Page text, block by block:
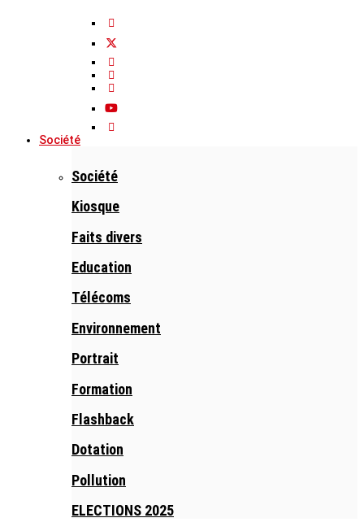
Société
Société
Kiosque
Faits divers
Education
Télécoms
Environnement
Portrait
Formation
Flashback
Dotation
Pollution
ELECTIONS 2025